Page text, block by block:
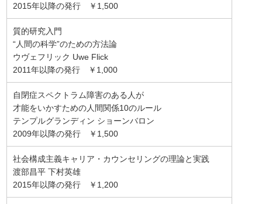
2015年以降の発行 ￥1,500
質的研究入門
“人間の科学”のための方法論
ウヴェフリック Uwe Flick
2011年以降の発行 ￥1,000
自閉症スペクトラム障害のある人が
才能をいかすための人間関係10のルール
テンプルグランディン ショーンバロン
2009年以降の発行 ￥1,500
社会構成主義キャリア・カウンセリングの理論と実践
渡部昌平 下村英雄
2015年以降の発行 ￥1,200